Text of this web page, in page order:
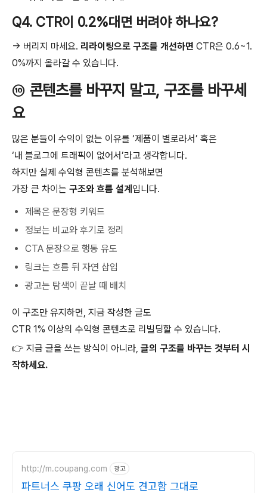
Q4. CTR이 0.2%대면 버려야 하나요?
→ 버리지 마세요. 리라이팅으로 구조를 개선하면 CTR은 0.6~1.
0%까지 올라갈 수 있습니다.
⑩ 콘텐츠를 바꾸지 말고, 구조를 바꾸세
요
많은 분들이 수익이 없는 이유를 ‘제품이 별로라서’ 혹은
‘내 블로그에 트래픽이 없어서’라고 생각합니다.
하지만 실제 수익형 콘텐츠를 분석해보면
가장 큰 차이는 구조와 흐름 설계 입니다.
제목은 문장형 키워드
정보는 비교와 후기로 정리
CTA 문장으로 행동 유도
링크는 흐름 뒤 자연 삽입
광고는 탐색이 끝날 때 배치
이 구조만 유지하면, 지금 작성한 글도
CTR 1% 이상의 수익형 콘텐츠로 리빌딩할 수 있습니다.
👉 지금 글을 쓰는 방식이 아니라, 글의 구조를 바꾸는 것부터 시
작하세요.
http://m.coupang.com 광고
파트너스 쿠팡 오래 신어도 견고함 그대로